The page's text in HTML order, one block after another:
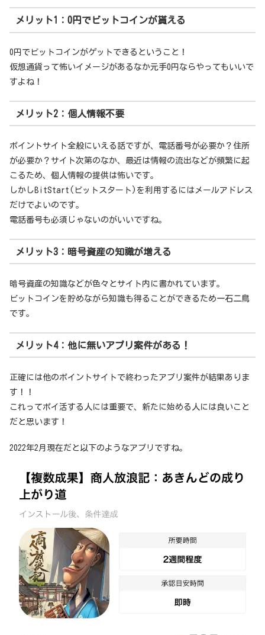
メリット1：0円でビットコインが貰える
0円でビットコインがゲットできるということ！
仮想通貨って怖いイメージがあるなか元手0円ならやってもいいで
すよね！
メリット2：個人情報不要
ポイントサイト全般にいえる話ですが、電話番号が必要か？住所
が必要か？サイト次第のなか、最近は情報の流出などが頻繁に起
こるため、個人情報の提供は怖いです。
しかしBitStart(ビットスタート)を利用するにはメールアドレス
だけでよいのです。
電話番号も必須じゃないのがいいですね。
メリット3：暗号資産の知識が増える
暗号資産の知識などが色々とサイト内に書かれています。
ビットコインを貯めながら知識も得ることができるため一石二鳥
です。
メリット4：他に無いアプリ案件がある！
正確には他のポイントサイトで終わったアプリ案件が結果ありま
す！！
これってポイ活する人には重要で、新たに始める人には良いこと
だと思います！
2022年2月現在だと以下のようなアプリですね。